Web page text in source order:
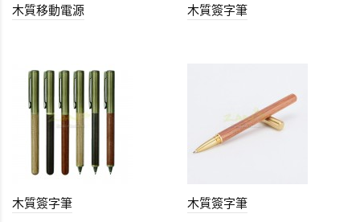
木質移動電源 木質簽字筆
木質簽字筆 木質簽字筆